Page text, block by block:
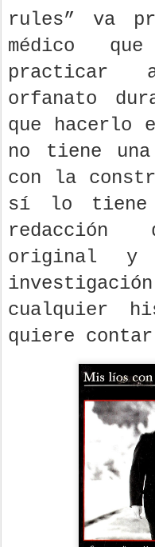
rules” va
médico
practicar
orfanato
que hacerlo
no tiene
con la
sí lo tiene
original y
cualquier
quiere